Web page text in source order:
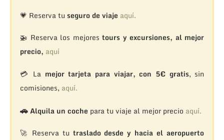
💗 Reserva tu seguro de viaje aquí.
🚁 Reserva los mejorestours y excursiones, al mejor
precio, aquí
💳 La mejor tarjeta para viajar, con 5€ gratis, sin
comisiones, aquí.
🚗Alquila un coche para tu viaje al mejor precio aquí.
🚀 Reserva tu traslado desde y hacia el aeropuerto